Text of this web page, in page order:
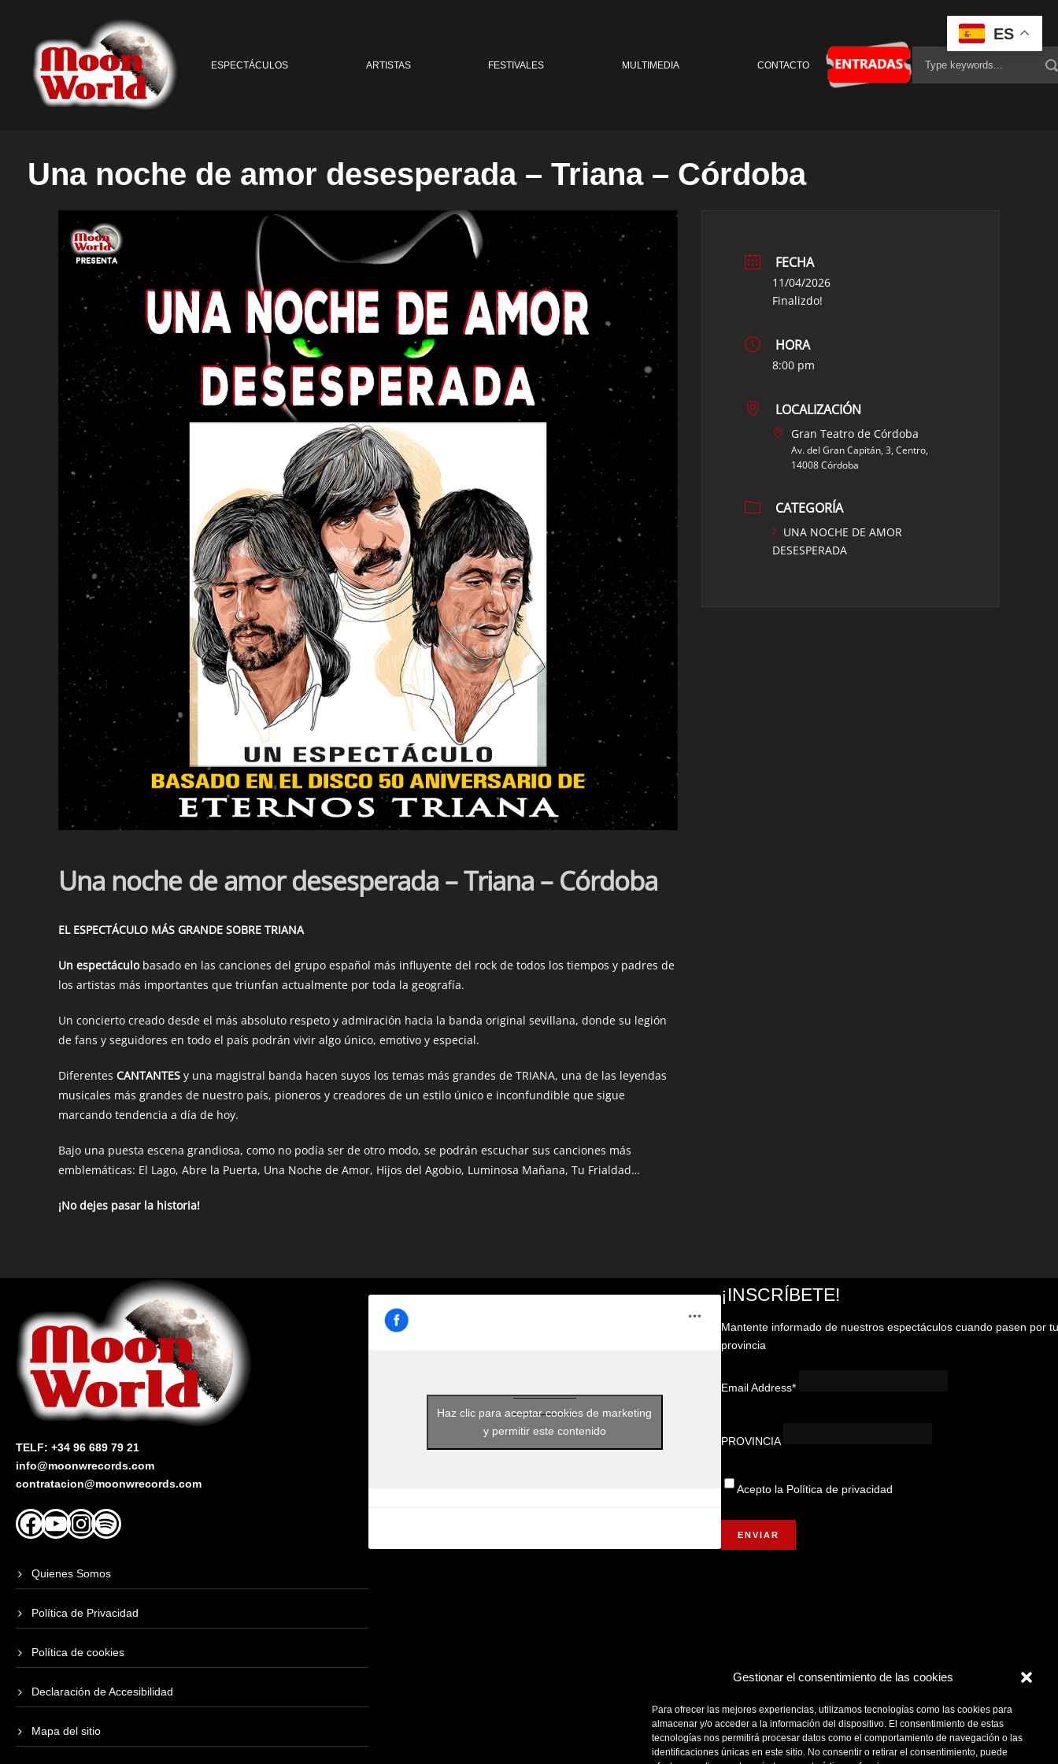
Gestionar el consentimiento de las cookies
Para ofrecer las mejores experiencias, utilizamos tecnologías como las cookies para
almacenar y/o acceder a la información del dispositivo. El consentimiento de estas
tecnologías nos permitirá procesar datos como el comportamiento de navegación o las
identificaciones únicas en este sitio. No consentir o retirar el consentimiento, puede
ESPECTÁCULOS ARTISTAS FESTIVALES MULTIMEDIA CONTACTO
Una noche de amor desesperada – Triana – Córdoba
Una noche de amor desesperada – Triana – Córdoba
EL ESPECTÁCULO MÁS GRANDE SOBRE TRIANA
Un espectáculobasado en las canciones del grupo español más influyente del rock de todos los tiempos y padres de
los artistas más importantes que triunfan actualmente por toda la geografía.
Un concierto creado desde el más absoluto respeto y admiración hacia la banda original sevillana, donde su legión
de fans y seguidores en todo el país podrán vivir algo único, emotivo y especial.
Diferentes CANTANTES y una magistral banda hacen suyos los temas más grandes de TRIANA, una de las leyendas
musicales más grandes de nuestro país, pioneros y creadores de un estilo único e inconfundible que sigue
marcando tendencia a día de hoy.
Bajo una puesta escena grandiosa, como no podía ser de otro modo, se podrán escuchar sus canciones más
emblemáticas: El Lago, Abre la Puerta, Una Noche de Amor, Hijos del Agobio, Luminosa Mañana, Tu Frialdad…
¡No dejes pasar la historia!
FECHA
11/04/2026
Finalizdo!
HORA
8:00 pm
LOCALIZACIÓN
Gran Teatro de Córdoba
Av. del Gran Capitán, 3, Centro,
14008 Córdoba
CATEGORÍA
UNA NOCHE DE AMOR
DESESPERADA
TELF: +34 96 689 79 21
info@moonwrecords.com
contratacion@moonwrecords.com
Facebook
YouTubeInstagram
Spotify
Quienes Somos
Política de Privacidad
Política de cookies
Declaración de Accesibilidad
Mapa del sitio
Haz clic para aceptar cookies de marketing
y permitir este contenido
¡INSCRÍBETE!
Mantente informado de nuestros espectáculos cuando pasen por tu
provincia
Email Address*
PROVINCIA
Acepto la Política de privacidad
ES